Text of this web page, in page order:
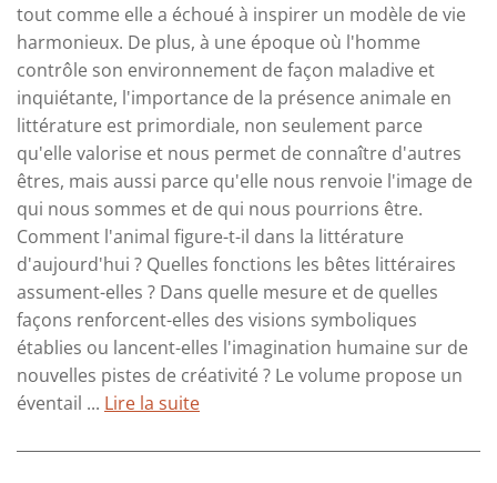
tout comme elle a échoué à inspirer un modèle de vie
harmonieux. De plus, à une époque où l'homme
contrôle son environnement de façon maladive et
inquiétante, l'importance de la présence animale en
littérature est primordiale, non seulement parce
qu'elle valorise et nous permet de connaître d'autres
êtres, mais aussi parce qu'elle nous renvoie l'image de
qui nous sommes et de qui nous pourrions être.
Comment l'animal figure-t-il dans la littérature
d'aujourd'hui ? Quelles fonctions les bêtes littéraires
assument-elles ? Dans quelle mesure et de quelles
façons renforcent-elles des visions symboliques
établies ou lancent-elles l'imagination humaine sur de
nouvelles pistes de créativité ? Le volume propose un
éventail ... Lire la suite